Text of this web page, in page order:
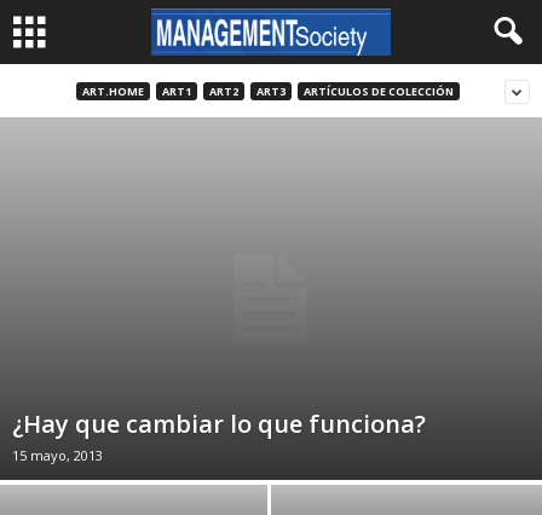
ART.HOME ART1 ART2 ART3 ARTÍCULOS DE COLECCIÓN
¿Hay que cambiar lo que funciona?
15 mayo, 2013